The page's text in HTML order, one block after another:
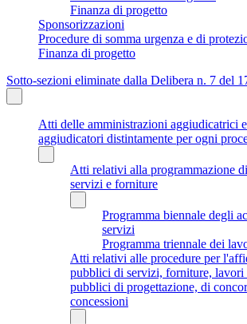
Finanza di progetto
Sponsorizzazioni
Procedure di somma urgenza e di
Finanza di progetto
Sotto-sezioni eliminate dalla Delibera n. 7 del
Atti delle amministrazioni aggiudicatrici
aggiudicatori distintamente per ogni
Atti relativi alla programmazione
servizi e forniture
Programma biennale degli
servizi
Programma triennale dei
Atti relativi alle procedure per
pubblici di servizi, forniture, lavori
pubblici di progettazione, di
concessioni